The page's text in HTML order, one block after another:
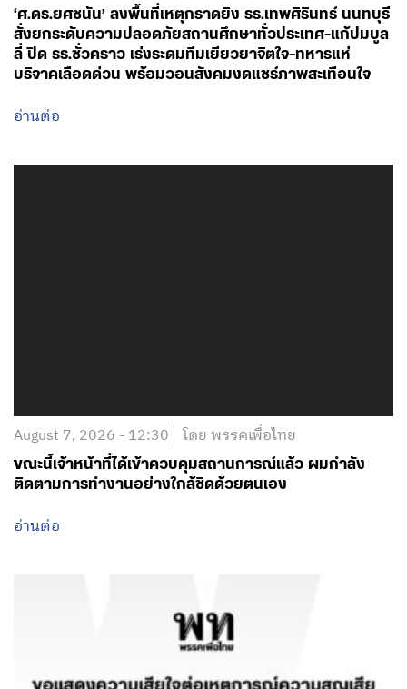
‘ศ.ดร.ยศชนัน’ ลงพื้นที่เหตุกราดยิง รร.เทพศิรินทร์ นนทบุรี
สั่งยกระดับความปลอดภัยสถานศึกษาทั่วประเทศ-แก้ปมบูล
ลี่ ปิด รร.ชั่วคราว เร่งระดมทีมเยียวยาจิตใจ-ทหารแห่
บริจาคเลือดด่วน พร้อมวอนสังคมงดแชร์ภาพสะเทือนใจ
อ่านต่อ
August 7, 2026 - 12:30 โดย พรรคเพื่อไทย
ขณะนี้เจ้าหน้าที่ได้เข้าควบคุมสถานการณ์แล้ว ผมกำลัง
ติดตามการทำงานอย่างใกล้ชิดด้วยตนเอง
อ่านต่อ